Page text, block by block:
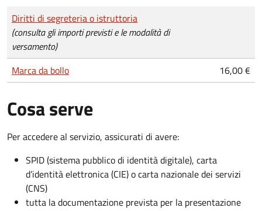
Tipo di pagamento
Importo
Diritti di segreteria o istruttoria
(consulta gli importi previsti e le modalità di
versamento)
Marca da bollo
16,00 €
Cosa serve
Per accedere al servizio, assicurati di avere:
SPID (sistema pubblico di identità digitale), carta
d’identità elettronica (CIE) o carta nazionale dei servizi
(CNS)
tutta la documentazione prevista per la presentazione